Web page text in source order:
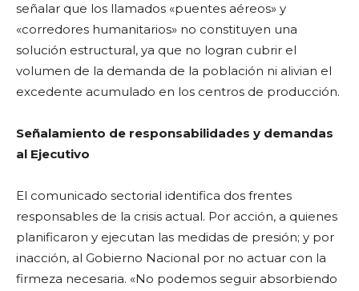
señalar que los llamados «puentes aéreos» y
«corredores humanitarios» no constituyen una
solución estructural, ya que no logran cubrir el
volumen de la demanda de la población ni alivian el
excedente acumulado en los centros de producción.
Señalamiento de responsabilidades y demandas
al Ejecutivo
El comunicado sectorial identifica dos frentes
responsables de la crisis actual. Por acción, a quienes
planificaron y ejecutan las medidas de presión; y por
inacción, al Gobierno Nacional por no actuar con la
firmeza necesaria. «No podemos seguir absorbiendo